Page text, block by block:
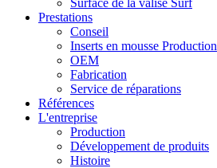
Prestations
Conseil
Inserts en mousse Production
OEM
Fabrication
Service de réparations
Références
L'entreprise
Production
Développement de produits
Histoire